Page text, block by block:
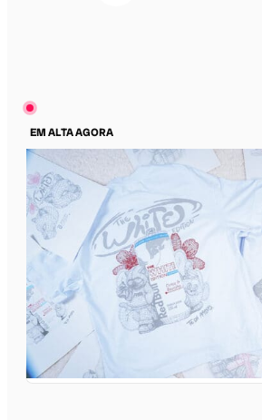
EM ALTA AGORA